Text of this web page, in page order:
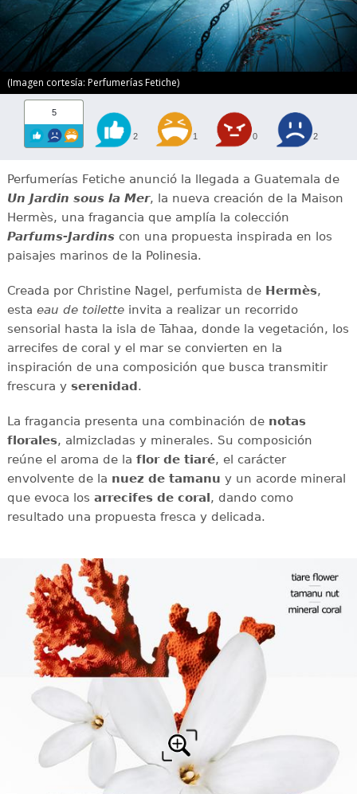
(Imagen cortesía: Perfumerías Fetiche)
5
2 1 0 2
Perfumerías Fetiche anunció la llegada a Guatemala de
Un Jardin sous la Mer, la nueva creación de la Maison
Hermès, una fragancia que amplía la colección
Parfums-Jardinscon una propuesta inspirada en los
paisajes marinos de la Polinesia.
Creada por Christine Nagel, perfumista de Hermès,
esta eau de toiletteinvita a realizar un recorrido
sensorial hasta la isla de Tahaa, donde la vegetación, los
arrecifes de coral y el mar se convierten en la
inspiración de una composición que busca transmitir
frescura y serenidad.
La fragancia presenta una combinación de notas
florales, almizcladas y minerales. Su composición
reúne el aroma de la flor de tiaré, el carácter
envolvente de la nuez de tamanu y un acorde mineral
que evoca los arrecifes de coral, dando como
resultado una propuesta fresca y delicada.